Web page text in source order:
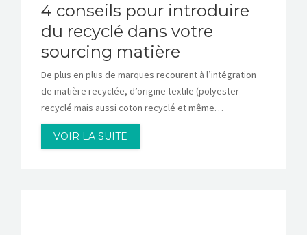
4 conseils pour introduire
du recyclé dans votre
sourcing matière
De plus en plus de marques recourent à l’intégration
de matière recyclée, d’origine textile (polyester
recyclé mais aussi coton recyclé et même…
VOIR LA SUITE